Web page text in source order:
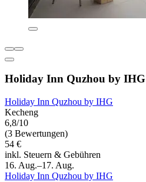
Holiday Inn Quzhou by IHG
Holiday Inn Quzhou by IHG
Kecheng
6,8/10
(3 Bewertungen)
54 €
inkl. Steuern & Gebühren
16. Aug.–17. Aug.
Holiday Inn Quzhou by IHG